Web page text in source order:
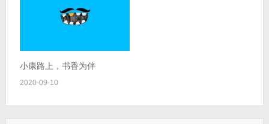
小康路上，书香为伴
2020-09-10